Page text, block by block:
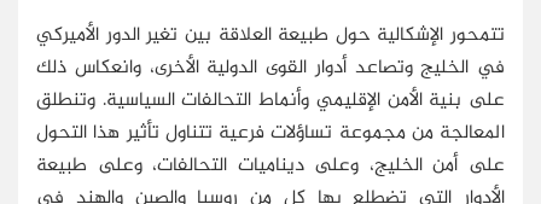
تتمحور الإشكالية حول طبيعة العلاقة بين تغير الدور الأميركي
في الخليج وتصاعد أدوار القوى الدولية الأخرى، وانعكاس ذلك
على بنية الأمن الإقليمي وأنماط التحالفات السياسية. وتنطلق
المعالجة من مجموعة تساؤلات فرعية تتناول تأثير هذا التحول
على أمن الخليج، وعلى ديناميات التحالفات، وعلى طبيعة